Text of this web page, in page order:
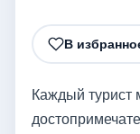
В
Каждый турист